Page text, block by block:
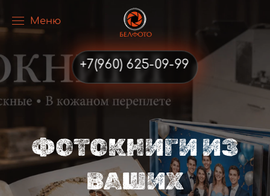
Перейти к содержимому
Меню
ФОТОКНИГИ ИЗ
ВАШИХ
+7(960) 625-09-99